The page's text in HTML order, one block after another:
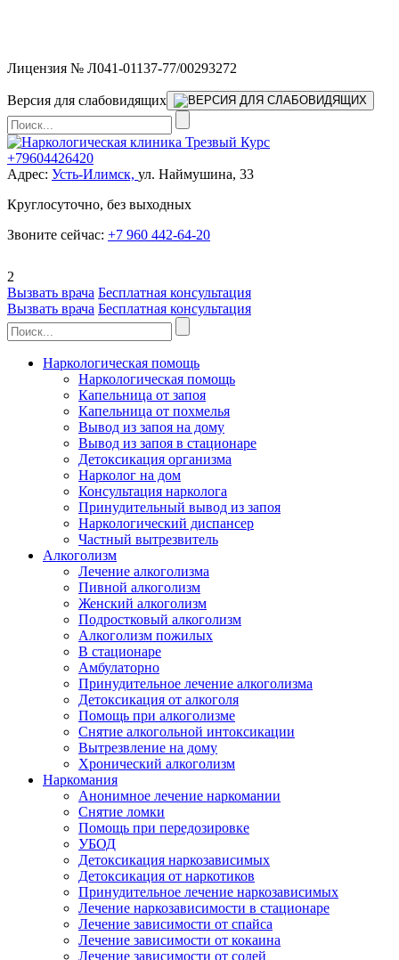
Лицензия № Л041-01137-77/00293272
Версия для слабовидящих
+79604426420
Адрес: Усть-Илимск, ул. Наймушина, 33
Круглосуточно, без выходных
Звоните сейчас: +7 960 442-64-20
2
Вызвать врача Бесплатная консультация
Вызвать врача Бесплатная консультация
Наркологическая помощь
Наркологическая помощь
Капельница от запоя
Капельница от похмелья
Вывод из запоя на дому
Вывод из запоя в стационаре
Детоксикация организма
Нарколог на дом
Консультация нарколога
Принудительный вывод из запоя
Наркологический диспансер
Частный вытрезвитель
Алкоголизм
Лечение алкоголизма
Пивной алкоголизм
Женский алкоголизм
Подростковый алкоголизм
Алкоголизм пожилых
В стационаре
Амбулаторно
Принудительное лечение алкоголизма
Детоксикация от алкоголя
Помощь при алкоголизме
Снятие алкогольной интоксикации
Вытрезвление на дому
Хронический алкоголизм
Наркомания
Анонимное лечение наркомании
Снятие ломки
Помощь при передозировке
УБОД
Детоксикация наркозависимых
Детоксикация от наркотиков
Принудительное лечение наркозависимых
Лечение наркозависимости в стационаре
Лечение зависимости от спайса
Лечение зависимости от кокаина
Лечение зависимости от солей